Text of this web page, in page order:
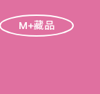
M+藏品